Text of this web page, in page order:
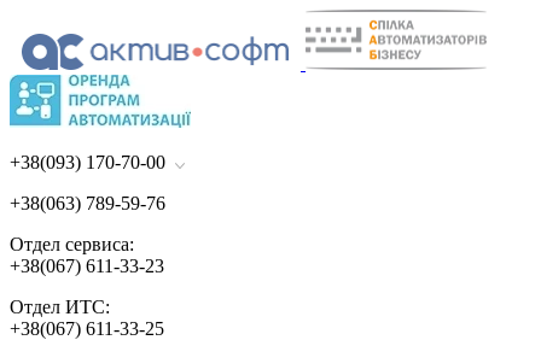
+38(093) 170-70-00
+38(063) 789-59-76
Отдел сервиса:
+38(067) 611-33-23
Отдел ИТС:
+38(067) 611-33-25